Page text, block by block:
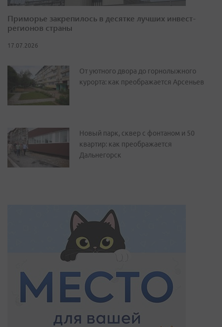
Приморье закрепилось в десятке лучших инвест-
регионов страны
17.07.2026
От уютного двора до горнолыжного
курорта: как преображается Арсеньев
Новый парк, сквер с фонтаном и 50
квартир: как преображается
Дальнегорск